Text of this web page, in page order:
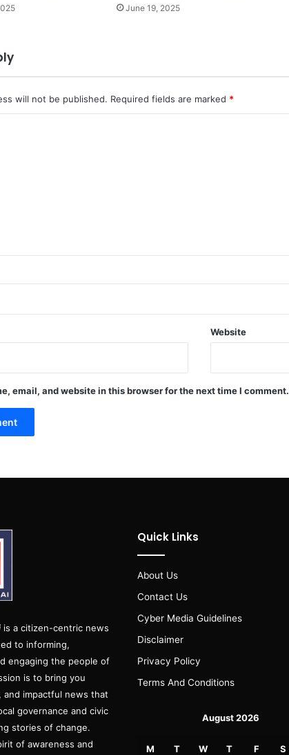
June 19, 2025
will not be published. Required fields are marked *
Website
email, and website in this browser for the next time I comment.
is a citizen-centric news
to informing,
engaging the people of
is to bring you
and impactful news that
governance and civic
stories of change.
of awareness and
Quick Links
About Us
Contact Us
Cyber Media Guidelines
Disclaimer
Privacy Policy
Terms And Conditions
August 2026
M T W T F S